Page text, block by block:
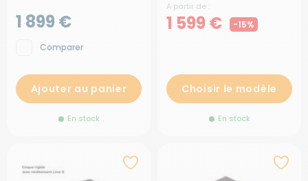
1 899 €
Comparer
Ajouter au panier
En stock
A partir de :
1 599 € -15%
Choisir le modèle
En stock